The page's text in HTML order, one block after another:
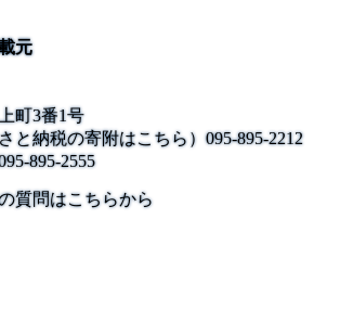
元
町3番1号
さと納税の寄附はこちら）095-895-2212
895-2555
質問はこちらから